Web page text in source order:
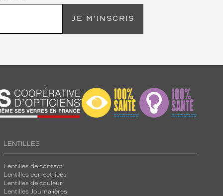
JE M'INSCRIS
LENTILLES
Lentilles de contact
Lentilles correctrices
Lentilles de couleur
Lentilles Journalières